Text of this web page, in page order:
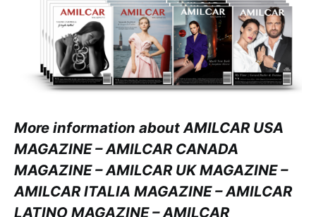
More information about AMILCAR USA
MAGAZINE – AMILCAR CANADA
MAGAZINE – AMILCAR UK MAGAZINE –
AMILCAR ITALIA MAGAZINE – AMILCAR
LATINO MAGAZINE – AMILCAR